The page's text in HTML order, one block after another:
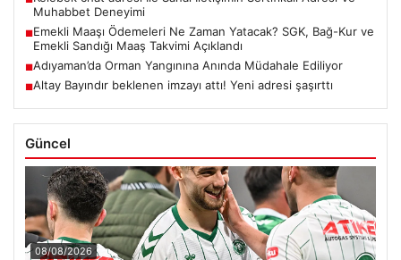
Muhabbet Deneyimi
■Emekli Maaşı Ödemeleri Ne Zaman Yatacak? SGK, Bağ-Kur ve
Emekli Sandığı Maaş Takvimi Açıklandı
■Adıyaman’da Orman Yangınına Anında Müdahale Ediliyor
■Altay Bayındır beklenen imzayı attı! Yeni adresi şaşırttı
Güncel
08/08/2026